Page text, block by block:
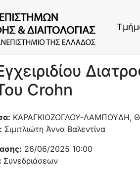
Crohn
ΚΑΡΑΓΚΙΟΖΟΓΛΟΥ-ΛΑΜΠΟΥΔΗ,
Σιμιτλιώτη Άννα Βαλεντίνα
26/06/2025 10:00
Συνεδριάσεων